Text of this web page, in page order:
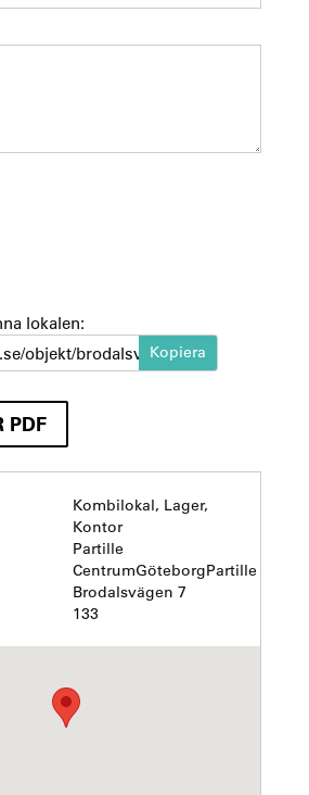
lokalen:
objekt/brodalsvagen-7-8
PDF
Kombilokal, Lager,
Kontor
Partille
CentrumGöteborgPartille
Brodalsvägen 7
133